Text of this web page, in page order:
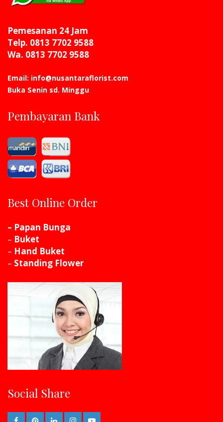
Pemesanan 24 Jam
Telp. 0813 7702 9588
Wa. 0813 7702 9588
Email: info@nusantaraflorist.com
Buka Senin sd. Minggu
Pembayaran Bank
Best Online Order
– Papan Bunga
– Buket
– Hand Buket
– Standing Flower
Social Share